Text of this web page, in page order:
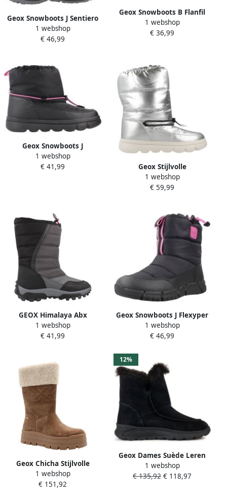
Geox Snowboots J Sentiero
Boy B Abx
1 webshop
€ 46,99
Geox Snowboots B Flanfil
Boy B Abx
1 webshop
€ 36,99
Geox Snowboots J
Willaboom Girl B A
1 webshop
€ 41,99
Geox Stijlvolle
Winterlaarzen voor
Vrouwen
1 webshop
€ 59,99
GEOX Himalaya Abx
Laarzen Grijs Jongen
1 webshop
€ 41,99
Geox Snowboots J Flexyper
Girl B Ab
1 webshop
€ 46,99
Geox Chicha Stijlvolle
Laarzen voor Vrouwen
Brown Dames
1 webshop
€ 151,92
12%
Geox Dames Suède Leren
Laarzen Black Dames
1 webshop
€ 135,92 € 118,97